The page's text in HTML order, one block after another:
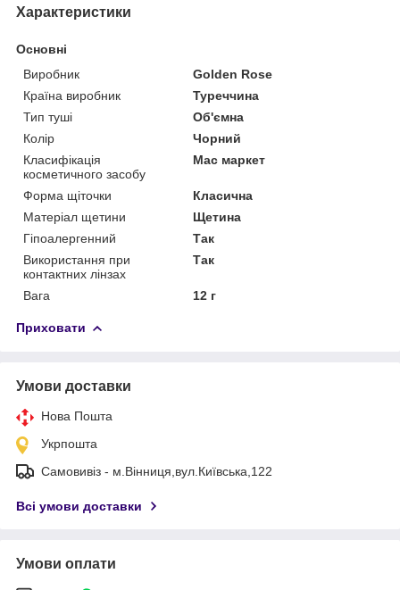
Характеристики
Основні
Виробник
Golden Rose
Країна виробник
Туреччина
Тип туші
Об'ємна
Колір
Чорний
Класифікація
косметичного засобу
Мас маркет
Форма щіточки
Класична
Матеріал щетини
Щетина
Гіпоалергенний
Так
Використання при
контактних лінзах
Так
Вага 12 г
Приховати
Умови доставки
Нова Пошта
Укрпошта
Самовивіз - м.Вінниця,вул.Київська,122
Всі умови доставки
Умови оплати